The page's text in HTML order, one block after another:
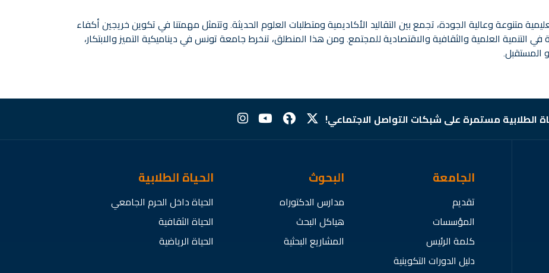
متنوعة وعالية الجودة، تجمع بين التقاليد الأكاديمية ومتطلبات العلوم الحديثة. وتتمثل مهمتنا في تكوين خريجين أكفاء
العلمية والثقافية والاقتصادية للمجتمع. ومن هذا المنطلق، تنخرط جامعة تونس في ديناميكية التميز والابتكار،
المستقبل.
الطلابية مستمرة على شبكات التواصل الاجتماعي!
الجامعة
تقديم
المؤسسات
كلمة الرئيس
دليل الدورات التكوينية
البحوث
مدارس الدكتوراه
هياكل البحث
المشاريع البحثية
الحياة الطلابية
الحياة داخل الحرم الجامعي
الحياة الثقافية
الحياة الرياضية